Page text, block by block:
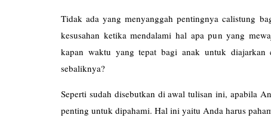
Tidak ada yang menyanggah pentingnya calistung
kesusahan ketika mendalami hal apa pun yang
kapan waktu yang tepat bagi anak untuk
sebaliknya?
Seperti sudah disebutkan di awal tulisan ini, apabila
penting untuk dipahami. Hal ini yaitu Anda harus